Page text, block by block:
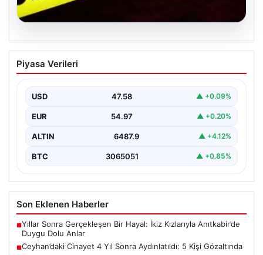
Ceyhan’daki Cinayet 4 Yıl Sonra
Aydınlatıldı: 5 Kişi Gözaltında
uzun süredir çözülemeyen silahlı cinayet olayı,
kapsamlı…
Piyasa Verileri
USD 47.58 ▲ +0.09%
EUR 54.97 ▲ +0.20%
ALTIN 6487.9 ▲ +4.12%
BTC 3065051 ▲ +0.85%
Son Eklenen Haberler
■Yıllar Sonra Gerçekleşen Bir Hayal: İkiz Kızlarıyla Anıtkabir’de
Duygu Dolu Anlar
■Ceyhan’daki Cinayet 4 Yıl Sonra Aydınlatıldı: 5 Kişi Gözaltında